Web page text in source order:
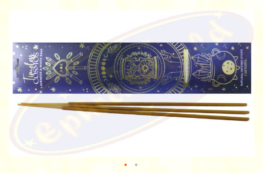
Bildgalerie
springen